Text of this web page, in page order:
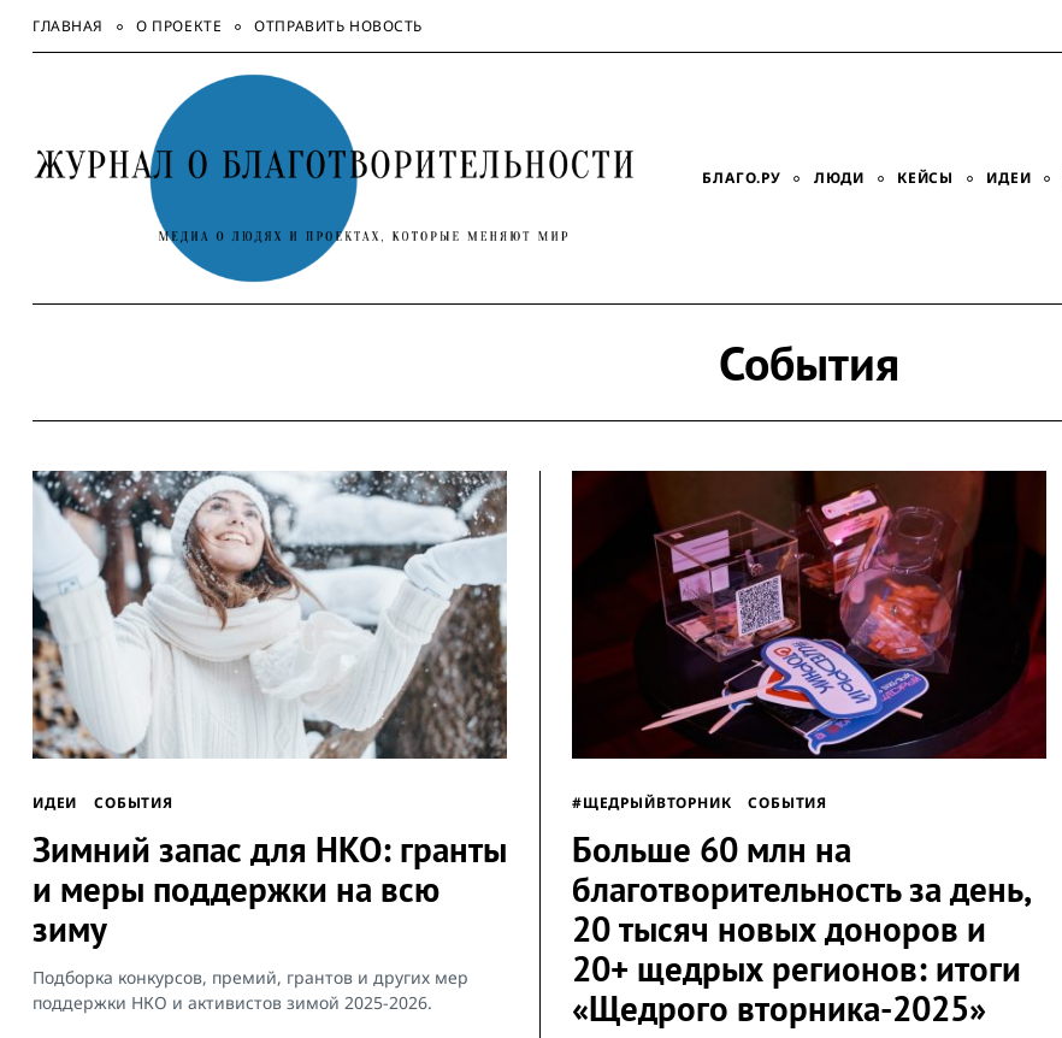
SkipГЛАВНАЯ О ПРОЕКТЕ ОТПРАВИТЬ НОВОСТЬ
БЛАГО.РУ ЛЮДИ КЕЙСЫ ИДЕИ
События
ИДЕИ СОБЫТИЯ
Зимний запас для НКО: гранты
и меры поддержки на всю
зиму
Подборка конкурсов, премий, грантов и других мер
поддержки НКО и активистов зимой 2025-2026.
#ЩЕДРЫЙВТОРНИК СОБЫТИЯ
Больше 60 млн на
благотворительность за день,
20 тысяч новых доноров и
20+ щедрых регионов: итоги
«Щедрого вторника-2025»